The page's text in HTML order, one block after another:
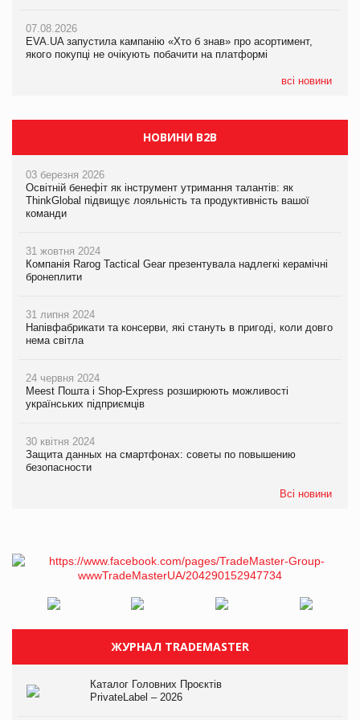
07.08.2026
EVA.UA запустила кампанію «Хто б знав» про асортимент,
якого покупці не очікують побачити на платформі
всі новини
07.08.2026
EVA.UA запустила кампанію «Хто б знав» про асортимент,
якого покупці не очікують побачити на платформі
НОВИНИ B2B
03 березня 2026
Освітній бенефіт як інструмент утримання талантів: як
ThinkGlobal підвищує лояльність та продуктивність вашої
команди
31 жовтня 2024
Компанія Rarog Tactical Gear презентувала надлегкі керамічні
бронеплити
31 липня 2024
Напівфабрикати та консерви, які стануть в пригоді, коли довго
нема світла
24 червня 2024
Meest Пошта і Shop-Express розширюють можливості
українських підприємців
30 квітня 2024
Защита данных на смартфонах: советы по повышению
безопасности
Всі новини
ЖУРНАЛ TRADEMASTER
Каталог Головних Проєктів
PrivateLabel – 2026